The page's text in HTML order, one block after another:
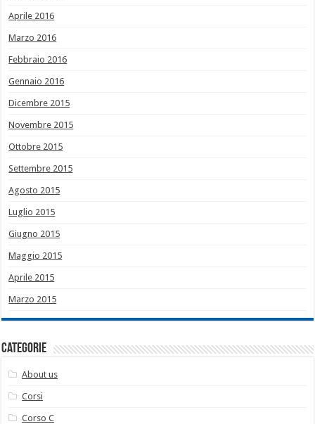
Aprile 2016
Marzo 2016
Febbraio 2016
Gennaio 2016
Dicembre 2015
Novembre 2015
Ottobre 2015
Settembre 2015
Agosto 2015
Luglio 2015
Giugno 2015
Maggio 2015
Aprile 2015
Marzo 2015
Categorie
About us
Corsi
Corso C